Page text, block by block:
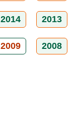
2014 2013
2009 2008